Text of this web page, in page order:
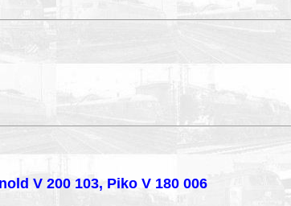
V 200 103, Piko V 180 006